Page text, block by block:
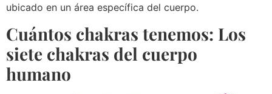
ubicado en un área específica del cuerpo.
Cuántos chakras tenemos: Los
siete chakras del cuerpo
humano